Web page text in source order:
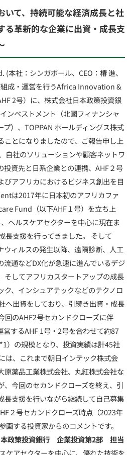
いて、持続可能な経済成長と社
る革新的な企業に出資・成長支
本社：シンガポール、CEO：椿 進、
成・運営を行うAfrica Innovation &
2号）に、株式会社日本政策投資銀
ンベストメント（北國フィナンシャ
プ）、TOPPAN ホールディングス株式
ことになりましたので、ご報告申し上
自社のソリューションや顧客ネットワ
投資先と日系企業との連携、AHF２号
びアフリカにおけるビジネス創出を目
は2017年に日本初のアフリカファ
Fund（以下AHF１号）を立ち上
ヘルスケアセクターを中心に現在ま
長支援を行ってきました。 そして
ウィルスの発生以降、遠隔診断、人工
通などDX化が急速に進んでいるデジ
そしてアフリカスタートアップの成長
ク、インシュアテックなどのテクノロ
へ出資をしており、引続き出資・成長
回のAHF2号セカンドクローズに伴
するAHF 1号・2号を合わせて約87
）の規模となり、投資実績は計45社
は、これまで朝日インテック株式会
原薬品工業株式会社、丸紅株式会社な
、今回のセカンドクローズを終え、引
長支援を行いながら継続して自己募集
２号セカンドクローズ時点（2023年
する投資家からのコメントです。
本政策投資銀行 企業投資第2部 担当
ケアセクターを中心に、優れた技術を